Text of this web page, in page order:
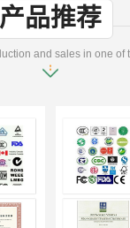
产品推荐